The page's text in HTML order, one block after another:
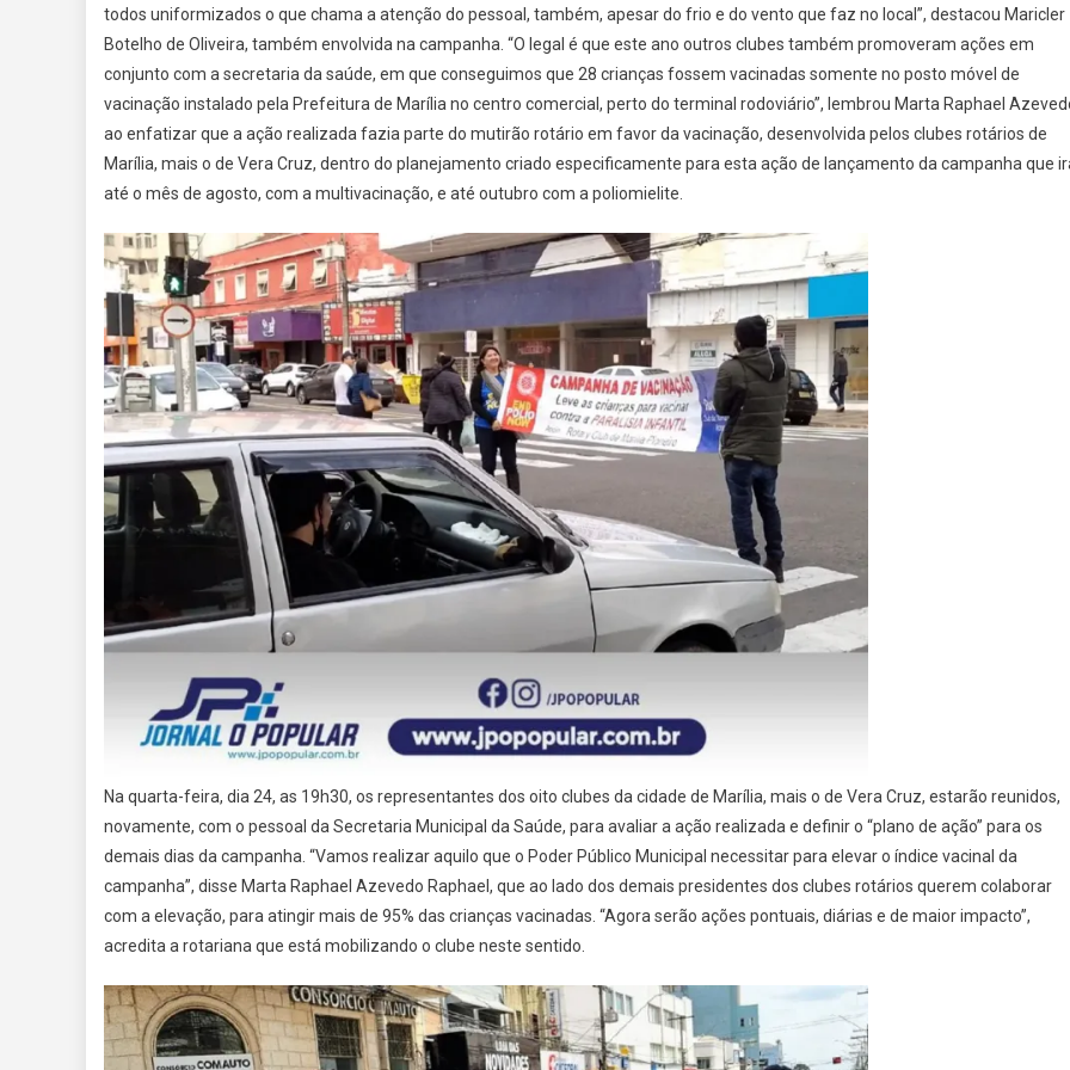
todos uniformizados o que chama a atenção do pessoal, também, apesar do frio e do vento que faz no local”, destacou Maricler
Botelho de Oliveira, também envolvida na campanha. “O legal é que este ano outros clubes também promoveram ações em
conjunto com a secretaria da saúde, em que conseguimos que 28 crianças fossem vacinadas somente no posto móvel de
vacinação instalado pela Prefeitura de Marília no centro comercial, perto do terminal rodoviário”, lembrou Marta Raphael
ao enfatizar que a ação realizada fazia parte do mutirão rotário em favor da vacinação, desenvolvida pelos clubes rotários de
Marília, mais o de Vera Cruz, dentro do planejamento criado especificamente para esta ação de lançamento da campanha que
até o mês de agosto, com a multivacinação, e até outubro com a poliomielite.
Na quarta-feira, dia 24, as 19h30, os representantes dos oito clubes da cidade de Marília, mais o de Vera Cruz, estarão reunidos,
novamente, com o pessoal da Secretaria Municipal da Saúde, para avaliar a ação realizada e definir o “plano de ação” para os
demais dias da campanha. “Vamos realizar aquilo que o Poder Público Municipal necessitar para elevar o índice vacinal da
campanha”, disse Marta Raphael Azevedo Raphael, que ao lado dos demais presidentes dos clubes rotários querem colaborar
com a elevação, para atingir mais de 95% das crianças vacinadas. “Agora serão ações pontuais, diárias e de maior impacto”,
acredita a rotariana que está mobilizando o clube neste sentido.